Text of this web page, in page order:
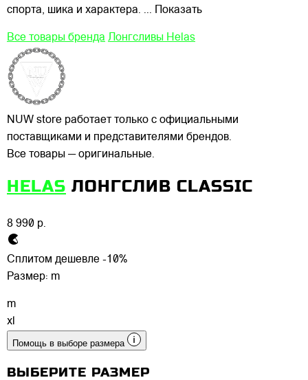
спорта, шика и характера. ... Показать
Все товары бренда Лонгсливы Helas
NUW store работает только с официальными
поставщиками и представителями брендов.
Все товары — оригинальные.
HELAS ЛОНГСЛИВ CLASSIC
8 990 р.
Сплитом дешевле -10%
Размер: m
m
xl
Помощь в выборе размера
ВЫБЕРИТЕ РАЗМЕР